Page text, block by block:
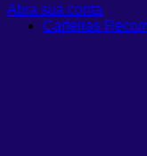
Abra sua conta
Carteiras